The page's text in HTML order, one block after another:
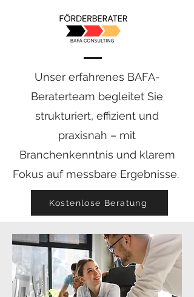
Unser erfahrenes BAFA-
Beraterteam begleitet Sie
strukturiert, effizient und
praxisnah – mit
Branchenkenntnis und klarem
Fokus auf messbare Ergebnisse.
Kostenlose Beratung